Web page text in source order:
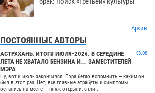
Архив
ПОСТОЯННЫЕ АВТОРЫ
АСТРАХАНЬ. ИТОГИ ИЮЛЯ-2026. В СЕРЕДИНЕ
ЛЕТА НЕ ХВАТАЛО БЕНЗИНА И… ЗАМЕСТИТЕЛЕЙ
МЭРА
03.08
Ну, вот и июль закончился. Пора бегло вспомнить — каким он
был в этот раз. Нет, все главные атрибуты и симптомы
остались на месте — пляж открыли, спли...